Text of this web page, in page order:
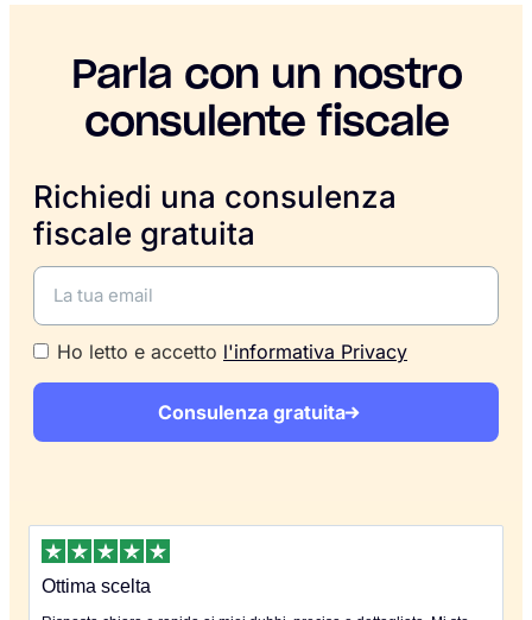
Parla con un nostro
consulente fiscale
Richiedi una consulenza
fiscale gratuita
Ho letto e accetto l'informativa Privacy
Consulenza gratuita
Ottima scelta